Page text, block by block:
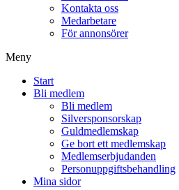
Kontakta oss
Medarbetare
För annonsörer
Meny
Start
Bli medlem
Bli medlem
Silversponsorskap
Guldmedlemskap
Ge bort ett medlemskap
Medlemserbjudanden
Personuppgiftsbehandling
Mina sidor